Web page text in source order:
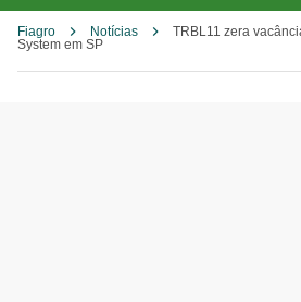
Fiagro Notícias
TRBL11 zera
System em SP